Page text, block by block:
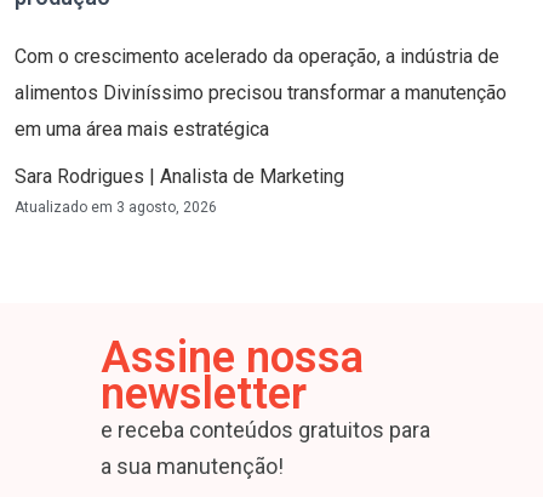
Com o crescimento acelerado da operação, a indústria de
alimentos Diviníssimo precisou transformar a manutenção
em uma área mais estratégica
Sara Rodrigues | Analista de Marketing
Atualizado em 3 agosto, 2026
Assine nossa
newsletter
e receba conteúdos gratuitos para
a sua manutenção!